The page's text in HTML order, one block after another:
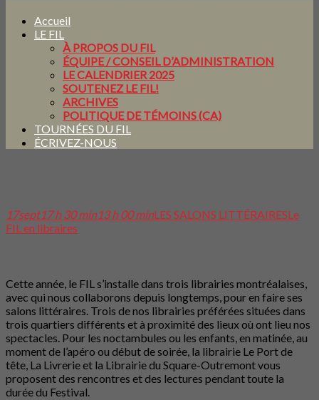
Accueil
LE FIL
À PROPOS DU FIL
ÉQUIPE / CONSEIL D’ADMINISTRATION
LE CALENDRIER 2025
SOUTENEZ LE FIL!
ARCHIVES
POLITIQUE DE TÉMOINS (CA)
TOURNÉES DU FIL
ÉCRIVEZ-NOUS
17sept17 h 30 min13 h 00 minLES SALONS LITTÉRAIRESLe
FIL en libraires
Cette année, le FIL s’installe dans trois librairies montréalaises,
avec qui nous collaborons depuis longtemps, pour en faire ses
salons littéraires. Trois de nos librairies préférées situées dans
trois quartiers différents et à proximité des lieux où ont lieu nos
spectacles. Pour les noctambules ou les enfants, en matinée, au
moment de l’apéro ou début de soirée, la librairie Le Port de
tête, La Livrerie et la Librairie du Square-Outremont vous
proposent des rencontres et des lectures pendant toute la
durée du Festival.